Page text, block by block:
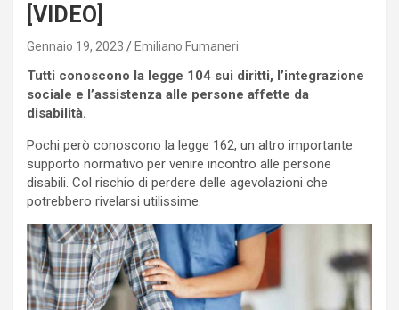
[VIDEO]
Gennaio 19, 2023 Emiliano Fumaneri
Tutti conoscono la legge 104 sui diritti, l’integrazione
sociale e l’assistenza alle persone affette da
disabilità.
Pochi però conoscono la legge 162, un altro importante
supporto normativo per venire incontro alle persone
disabili. Col rischio di perdere delle agevolazioni che
potrebbero rivelarsi utilissime.